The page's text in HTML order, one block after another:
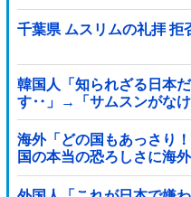
千葉県 ムスリムの礼拝 拒
韓国人「知られざる日本
す‥」→「サムスンがな
ていたのに‥」
海外「どの国もあっさり
国の本当の恐ろしさに海